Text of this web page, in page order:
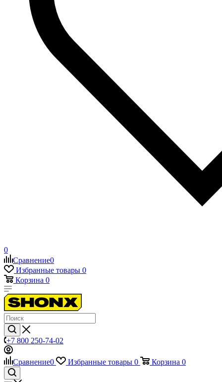
0
Сравнение0
Избранные товары 0
Корзина 0
+7 800 250-74-02
Сравнение0 Избранные товары 0 Корзина 0